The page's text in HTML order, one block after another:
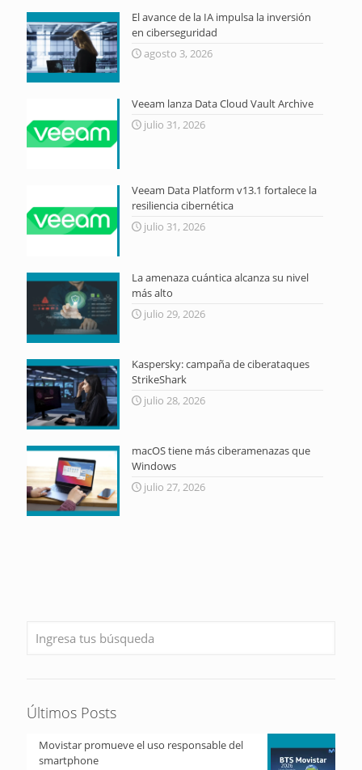
El avance de la IA impulsa la inversión
en ciberseguridad
agosto 3, 2026
Veeam lanza Data Cloud Vault Archive
julio 31, 2026
Veeam Data Platform v13.1 fortalece la
resiliencia cibernética
julio 31, 2026
La amenaza cuántica alcanza su nivel
más alto
julio 29, 2026
Kaspersky: campaña de ciberataques
StrikeShark
julio 28, 2026
macOS tiene más ciberamenazas que
Windows
julio 27, 2026
Últimos Posts
Movistar promueve el uso responsable del
smartphone